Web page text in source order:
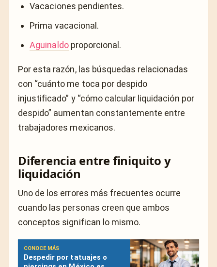
Vacaciones pendientes.
Prima vacacional.
Aguinaldoproporcional.
Por esta razón, las búsquedas relacionadas
con “cuánto me toca por despido
injustificado” y “cómo calcular liquidación por
despido” aumentan constantemente entre
trabajadores mexicanos.
Diferencia entre finiquito y
liquidación
Uno de los errores más frecuentes ocurre
cuando las personas creen que ambos
conceptos significan lo mismo.
CONOCE MÁS
Despedir por tatuajes o